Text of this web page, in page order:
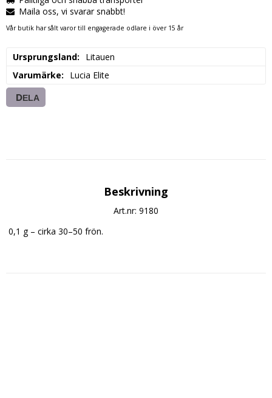
Maila oss, vi svarar snabbt!
Vår butik har sålt varor till engagerade odlare i över 15 år
Ursprungsland
Litauen
Varumärke
Lucia Elite
DELA
Beskrivning
Art.nr: 9180